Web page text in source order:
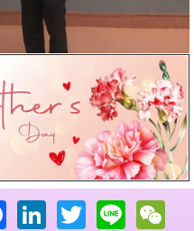
Facebook
LinkedIn
Twitter
Line